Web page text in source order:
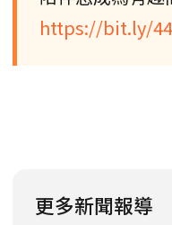
https://bit.ly/
更多新聞報導